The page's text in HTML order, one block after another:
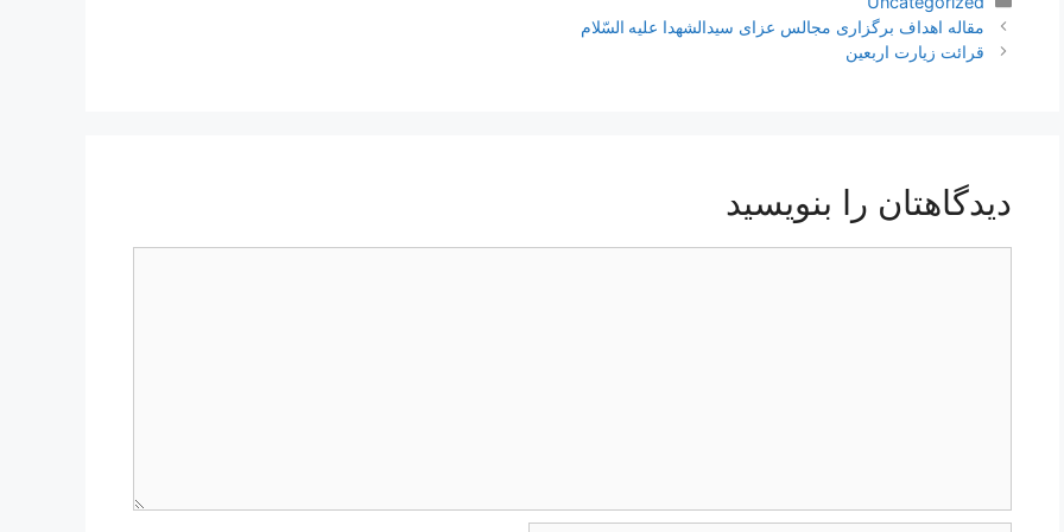
ناوبری
نوشته‌ها
مقاله اهداف برگزاری مجالس عزای سیدالشهدا علیه السّلام
قرائت زیارت اربعین
دیدگاهتان را بنویسید